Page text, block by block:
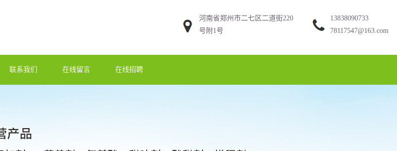
河南省郑州市二七区二道街220
号附1号
13838090733
78117547@163.com
联系我们 在线留言 在线招聘